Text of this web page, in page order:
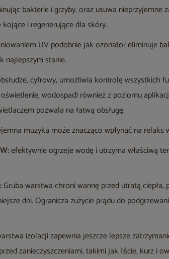
bakterie i grzyby, oraz usuwa nieprzyjemne
i regenerujące dla skóry.
UV podobnie jak ozonator eliminuje
najlepszym stanie.
cyfrowy, umożliwia kontrolę wszystkich
wodospad) również z poziomu
pozwala na łatwą obsługę.
muzyka może znacząco wpłynąć na relaks
efektywnie ogrzeje wodę i utrzyma właściwą
Gruba warstwa chroni wannę przed utratą
dni. Ogranicza zużycie prądu do
izolacji zapewnia jeszcze lepsze
zanieczyszczeniami, takimi jak liście, kurz i